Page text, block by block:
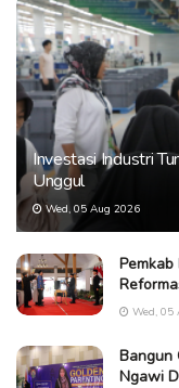
Investasi Industri
Unggul
Wed, 05 Aug 2026
Wed, 05
Bangun
Ngawi